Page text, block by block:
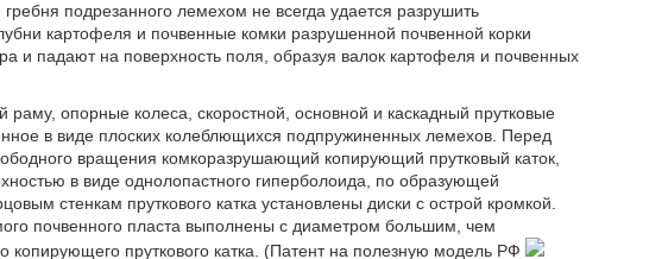
подрезанного лемехом не всегда удается разрушить
картофеля и почвенные комки разрушенной почвенной корки
и падают на поверхность поля, образуя валок картофеля и почвенных
опорные колеса, скоростной, основной и каскадный прутковые
в виде плоских колеблющихся подпружиненных лемехов. Перед
вращения комкоразрушающий копирующий прутковый каток,
в виде однолопастного гиперболоида, по образующей
стенкам пруткового катка установлены диски с острой кромкой.
почвенного пласта выполнены с диаметром большим, чем
копирующего пруткового катка. (Патент на полезную модель РФ